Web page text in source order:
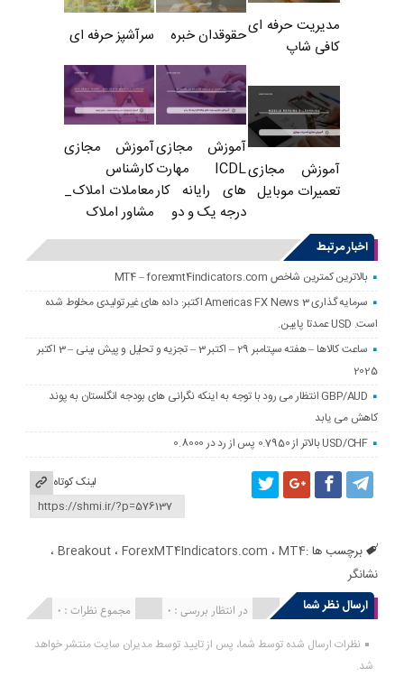
مدیریت حرفه ای
کافی شاپ
حقوقدان خبره سرآشپز حرفه ای
آموزش مجازی
تعمیرات موبایل
آموزش مجازی
ICDL مهارت
های رایانه کار
درجه یک و دو
آموزش مجازی
کارشناس
معاملات املاک_
مشاور املاک
اخبار مرتبط
بالاترین کمترین شاخص MT4 – forexmt4indicators.com
سرمایه گذاری Americas FX News 3 اکتبر: داده های غیر تولیدی مخلوط شده
است. USD عمدتا پایین.
ساعت کالاها – هفته سپتامبر 29 – اکتبر 3 – تجزیه و تحلیل و پیش بینی – 3 اکتبر
2025
GBP/AUD انتظار می رود با توجه به اینکه نگرانی های بودجه انگلستان به پوند
کاهش می یابد
USD/CHF بالاتر از 0.7950 پس از رد در 0.8000
لینک کوتاه
برچسب ها : Breakout، ForexMT4Indicators.com ، MT4
،
نشانگر
ارسال نظر شما
مجموع نظرات : 0 در انتظار بررسی : 0 انتشار یافته : 0
نظرات ارسال شده توسط شما، پس از تایید توسط مدیران سایت منتشر خواهد
شد.